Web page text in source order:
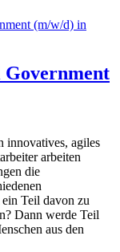
Government
agiles
arbeiten
die
ein Teil davon zu
Dann werde Teil
aus den